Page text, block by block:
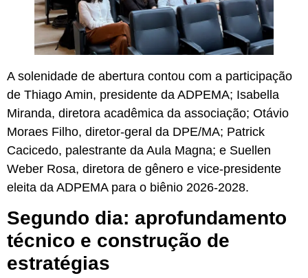
A solenidade de abertura contou com a participação
de Thiago Amin, presidente da ADPEMA; Isabella
Miranda, diretora acadêmica da associação; Otávio
Moraes Filho, diretor-geral da DPE/MA; Patrick
Cacicedo, palestrante da Aula Magna; e Suellen
Weber Rosa, diretora de gênero e vice-presidente
eleita da ADPEMA para o biênio 2026-2028.
Segundo dia: aprofundamento
técnico e construção de
estratégias